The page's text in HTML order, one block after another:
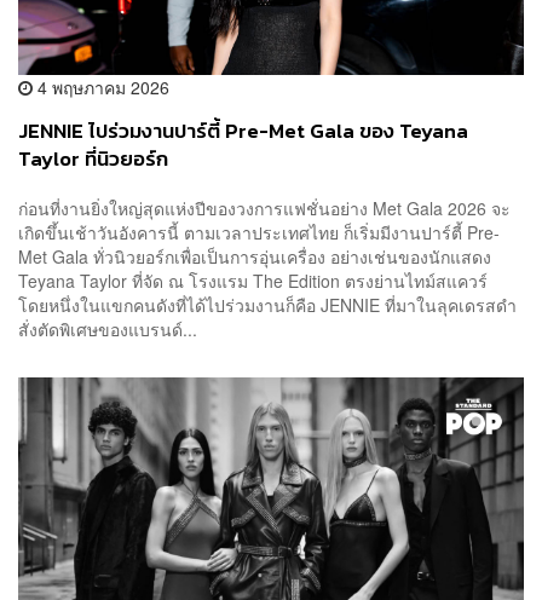
4 พฤษภาคม 2026
JENNIE ไปร่วมงานปาร์ตี้ Pre-Met Gala ของ Teyana
Taylor ที่นิวยอร์ก
ก่อนที่งานยิ่งใหญ่สุดแห่งปีของวงการแฟชั่นอย่าง Met Gala 2026 จะ
เกิดขึ้นเช้าวันอังคารนี้ ตามเวลาประเทศไทย ก็เริ่มมีงานปาร์ตี้ Pre-
Met Gala ทั่วนิวยอร์กเพื่อเป็นการอุ่นเครื่อง อย่างเช่นของนักแสดง
Teyana Taylor ที่จัด ณ โรงแรม The Edition ตรงย่านไทม์สแควร์
โดยหนึ่งในแขกคนดังที่ได้ไปร่วมงานก็คือ JENNIE ที่มาในลุคเดรสดำ
สั่งตัดพิเศษของแบรนด์...